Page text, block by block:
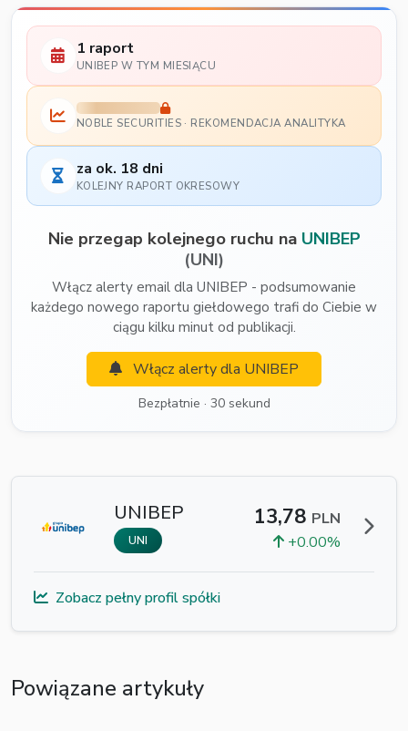
1 raport
UNIBEP W TYM MIESIĄCU
NOBLE SECURITIES · REKOMENDACJA ANALITYKA
za ok. 18 dni
KOLEJNY RAPORT OKRESOWY
Nie przegap kolejnego ruchu na UNIBEP
(UNI)
Włącz alerty email dla UNIBEP - podsumowanie
każdego nowego raportu giełdowego trafi do Ciebie w
ciągu kilku minut od publikacji.
Włącz alerty dla UNIBEP
Bezpłatnie · 30 sekund
UNIBEP
UNI
13,78 PLN
+0.00%
Zobacz pełny profil spółki
Powiązane artykuły